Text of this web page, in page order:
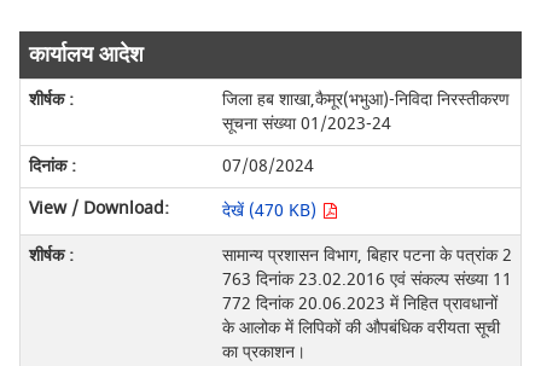
कार्यालय आदेश
जिला हब शाखा,कैमूर(भभुआ)-निविदा निरस्तीकरण
सूचना संख्या 01/2023-24
07/08/2024
देखें (470 KB)
सामान्य प्रशासन विभाग, बिहार पटना के पत्रांक 2
763 दिनांक 23.02.2016 एवं संकल्प संख्या 11
772 दिनांक 20.06.2023 में निहित प्रावधानों
के आलोक में लिपिकों की औपबंधिक वरीयता सूची
का प्रकाशन।